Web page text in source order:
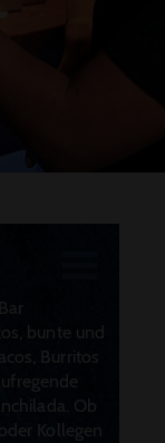
bunte und
Burritos
Ob
Kollegen